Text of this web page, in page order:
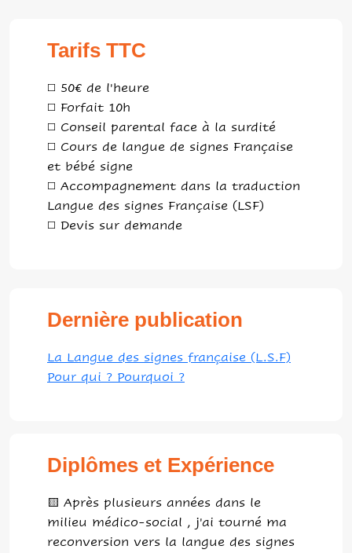
Tarifs TTC
◻️ 50€ de l'heure
◻️ Forfait 10h
◻️ Conseil parental face à la surdité
◻️ Cours de langue de signes Française
et bébé signe
◻️ Accompagnement dans la traduction
Langue des signes Française (LSF)
◻️ Devis sur demande
Dernière publication
La Langue des signes française (L.S.F)
Pour qui ? Pourquoi ?
Diplômes et Expérience
🟨 Après plusieurs années dans le
milieu médico-social , j'ai tourné ma
reconversion vers la langue des signes